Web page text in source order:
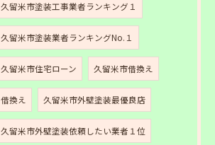
久留米市塗装工事業者ランキング１
久留米市塗装業者ランキングNo.１
久留米市住宅ローン 久留米市借換え
借換え 久留米市外壁塗装最優良店
久留米市外壁塗装依頼したい業者１位